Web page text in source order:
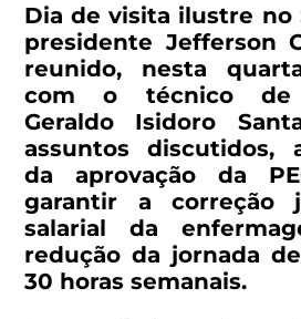
Dia de visita ilustre no
presidente Jefferson
reunido, nesta
com o técnico de
Geraldo Isidoro
assuntos discutidos,
da aprovação da
garantir a correção
salarial da
redução da jornada
30 horas semanais.